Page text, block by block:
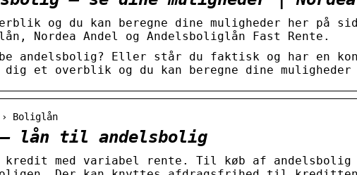
og du kan beregne dine muligheder her på
Nordea Andel og Andelsboliglån Fast Rente.
andelsbolig? Eller står du faktisk og har en
et overblik og du kan beregne dine muligheder
› Boliglån
– lån til andelsbolig
kredit med variabel rente. Til køb af andelsbolig